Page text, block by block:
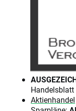
Handelsblatt
Aktienhandel